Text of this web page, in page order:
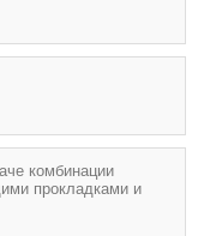
комбинации
прокладками и